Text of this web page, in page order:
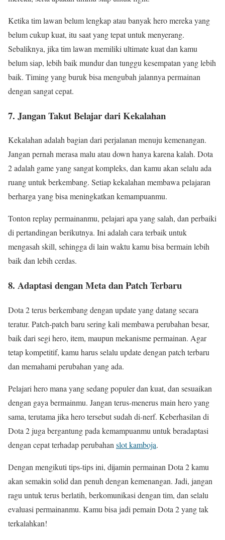
Ketika tim lawan belum lengkap atau banyak hero mereka yang
belum cukup kuat, itu saat yang tepat untuk menyerang.
Sebaliknya, jika tim lawan memiliki ultimate kuat dan kamu
belum siap, lebih baik mundur dan tunggu kesempatan yang lebih
baik. Timing yang buruk bisa mengubah jalannya permainan
dengan sangat cepat.
7. Jangan Takut Belajar dari Kekalahan
Kekalahan adalah bagian dari perjalanan menuju kemenangan.
Jangan pernah merasa malu atau down hanya karena kalah. Dota
2 adalah game yang sangat kompleks, dan kamu akan selalu ada
ruang untuk berkembang. Setiap kekalahan membawa pelajaran
berharga yang bisa meningkatkan kemampuanmu.
Tonton replay permainanmu, pelajari apa yang salah, dan perbaiki
di pertandingan berikutnya. Ini adalah cara terbaik untuk
mengasah skill, sehingga di lain waktu kamu bisa bermain lebih
baik dan lebih cerdas.
8. Adaptasi dengan Meta dan Patch Terbaru
Dota 2 terus berkembang dengan update yang datang secara
teratur. Patch-patch baru sering kali membawa perubahan besar,
baik dari segi hero, item, maupun mekanisme permainan. Agar
tetap kompetitif, kamu harus selalu update dengan patch terbaru
dan memahami perubahan yang ada.
Pelajari hero mana yang sedang populer dan kuat, dan sesuaikan
dengan gaya bermainmu. Jangan terus-menerus main hero yang
sama, terutama jika hero tersebut sudah di-nerf. Keberhasilan di
Dota 2 juga bergantung pada kemampuanmu untuk beradaptasi
dengan cepat terhadap perubahan slot kamboja.
Dengan mengikuti tips-tips ini, dijamin permainan Dota 2 kamu
akan semakin solid dan penuh dengan kemenangan. Jadi, jangan
ragu untuk terus berlatih, berkomunikasi dengan tim, dan selalu
evaluasi permainanmu. Kamu bisa jadi pemain Dota 2 yang tak
terkalahkan!